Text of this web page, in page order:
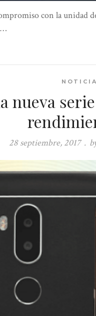
con la unidad
nueva
28 septiembre, 2017 .